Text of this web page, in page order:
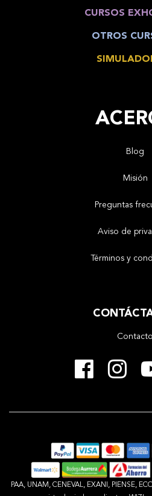
CURSOS
OTROS
Blog
Misión
Preguntas
Aviso de
Términos y
Contacto
PAA, UNAM, CENEVAL, EXANI, PIENSE,